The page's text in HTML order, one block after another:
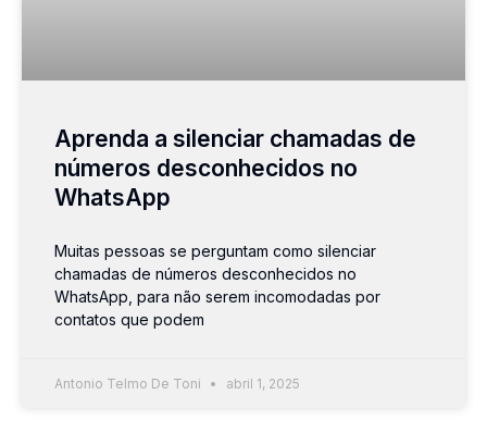
Aprenda a silenciar chamadas de
números desconhecidos no
WhatsApp
Muitas pessoas se perguntam como silenciar
chamadas de números desconhecidos no
WhatsApp, para não serem incomodadas por
contatos que podem
Antonio Telmo De Toni abril 1, 2025